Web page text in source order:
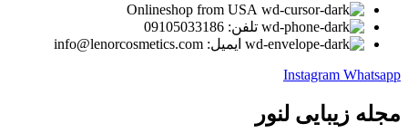
Onlineshop from USA
تلفن: 09105033186
ایمیل: info@lenorcosmetics.com
Instagram Whatsapp
مجله زیبایی لنور